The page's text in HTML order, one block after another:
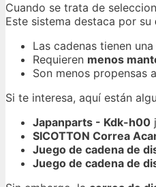
Cuando se trata de
Este sistema destaca por su
Las cadenas tienen una
Requieren menos
Son menos propensas a
Si te interesa, aquí están
Japanparts - Kdk-h00
SICOTTON Correa
Juego de cadena de
Juego de cadena de